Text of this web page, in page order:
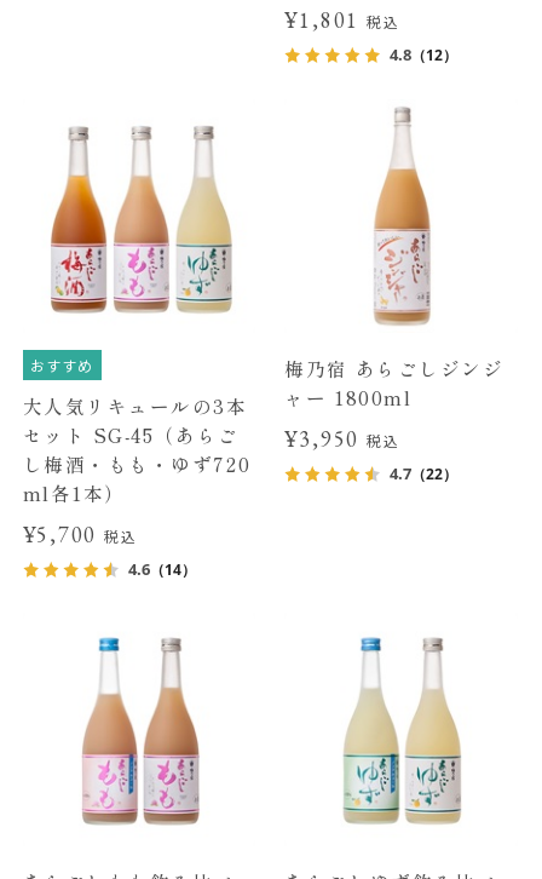
¥1,801 税込
4.8 （12）
おすすめ
大人気リキュールの3本
セット SG-45（あらご
し梅酒・もも・ゆず720
ml各1本）
¥5,700税込
4.6（14）
梅乃宿 あらごしジンジ
ャー 1800ml
¥3,950 税込
4.7 （22）